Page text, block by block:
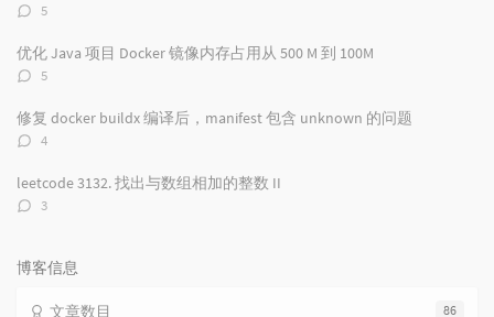
评
数：
5
优化 Java 项目 Docker 镜像内存占用从 500 M 到 100M
评
数：
5
修复 docker buildx 编译后，manifest 包含 unknown 的问题
评
数：
4
leetcode 3132. 找出与数组相加的整数 II
评
3
博客信息
86
文章数目